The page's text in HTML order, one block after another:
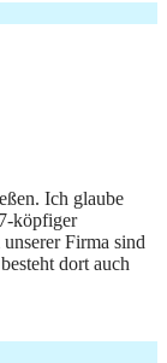
Ich glaube
köpfiger
Firma sind
dort auch